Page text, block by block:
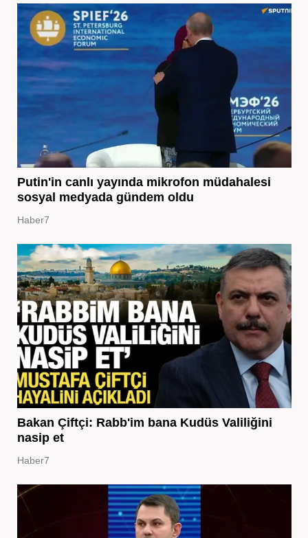
Putin'in canlı yayında mikrofon müdahalesi
sosyal medyada gündem oldu
Haber7
Bakan Çiftçi: Rabb'im bana Kudüs Valiliğini
nasip et
Haber7